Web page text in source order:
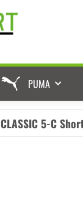
PUMA
CLASSIC 5-C